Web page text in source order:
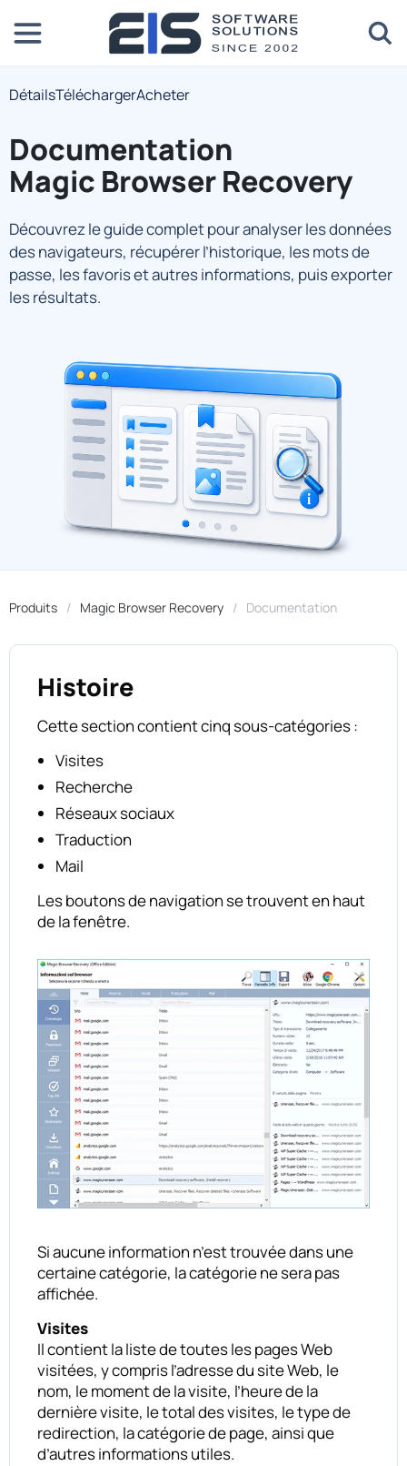
DétailsTéléchargerAcheter
Documentation
Magic Browser Recovery
Découvrez le guide complet pour analyser les données
des navigateurs, récupérer l’historique, les mots de
passe, les favoris et autres informations, puis exporter
les résultats.
Produits Magic Browser Recovery Documentation
Histoire
Cette section contient cinq sous-catégories :
Visites
Recherche
Réseaux sociaux
Traduction
Mail
Les boutons de navigation se trouvent en haut
de la fenêtre.
Si aucune information n’est trouvée dans une
certaine catégorie, la catégorie ne sera pas
affichée.
Visites
Il contient la liste de toutes les pages Web
visitées, y compris l’adresse du site Web, le
nom, le moment de la visite, l’heure de la
dernière visite, le total des visites, le type de
redirection, la catégorie de page, ainsi que
d’autres informations utiles.